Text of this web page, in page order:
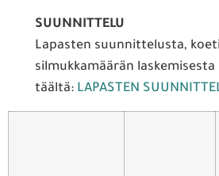
SUUNNITTELU
Lapasten suunnittelusta,
silmukkamäärän
täältä: LAPASTEN